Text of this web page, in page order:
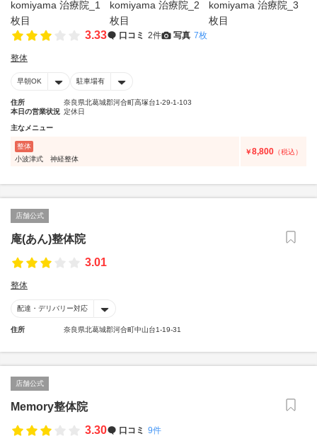
3.33 口コミ 2件 写真 7枚
整体
早朝OK 駐車場有
住所
奈良県北葛城郡河合町高塚台1-29-1-103
本日の営業状況 定休日
主なメニュー
整体
小波津式 神経整体
￥8,800 （税込）
店舗公式
庵(あん)整体院
3.01
整体
配達・デリバリー対応
住所 奈良県北葛城郡河合町中山台1-19-31
店舗公式
Memory整体院
3.30
口コミ 9件